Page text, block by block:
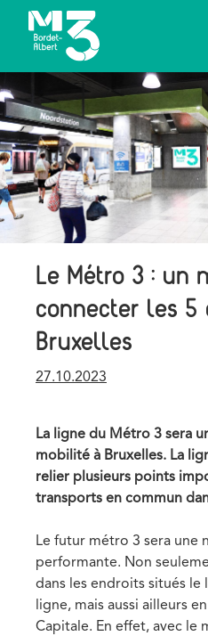
Aller
contenu
principal
Image
Le Métro 3 : un
connecter les 5
Bruxelles
Publication
27.10.2023
La ligne du Métro 3 sera
mobilité à Bruxelles. La
relier plusieurs points
transports en commun
Le futur métro 3 sera une
performante. Non
dans les endroits situés le
ligne, mais aussi ailleurs
Capitale. En effet, avec le